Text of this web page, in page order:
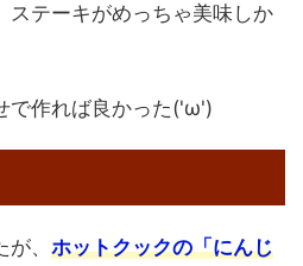
ステーキがめっちゃ美味しか
で作れば良かった('ω')
、 ホットクックの「にんじ